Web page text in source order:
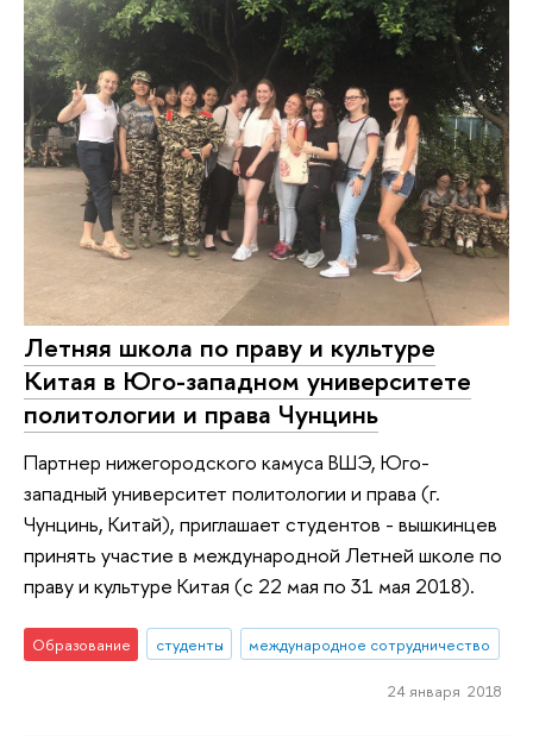
Летняя школа по праву и культуре
Китая в Юго-западном университете
политологии и права Чунцинь
Партнер нижегородского камуса ВШЭ, Юго-
западный университет политологии и права (г.
Чунцинь, Китай), приглашает студентов - вышкинцев
принять участие в международной Летней школе по
праву и культуре Китая (с 22 мая по 31 мая 2018).
Образование студенты международное сотрудничество
24 января 2018